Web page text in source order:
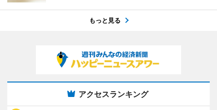
もっと見る
アクセスランキング